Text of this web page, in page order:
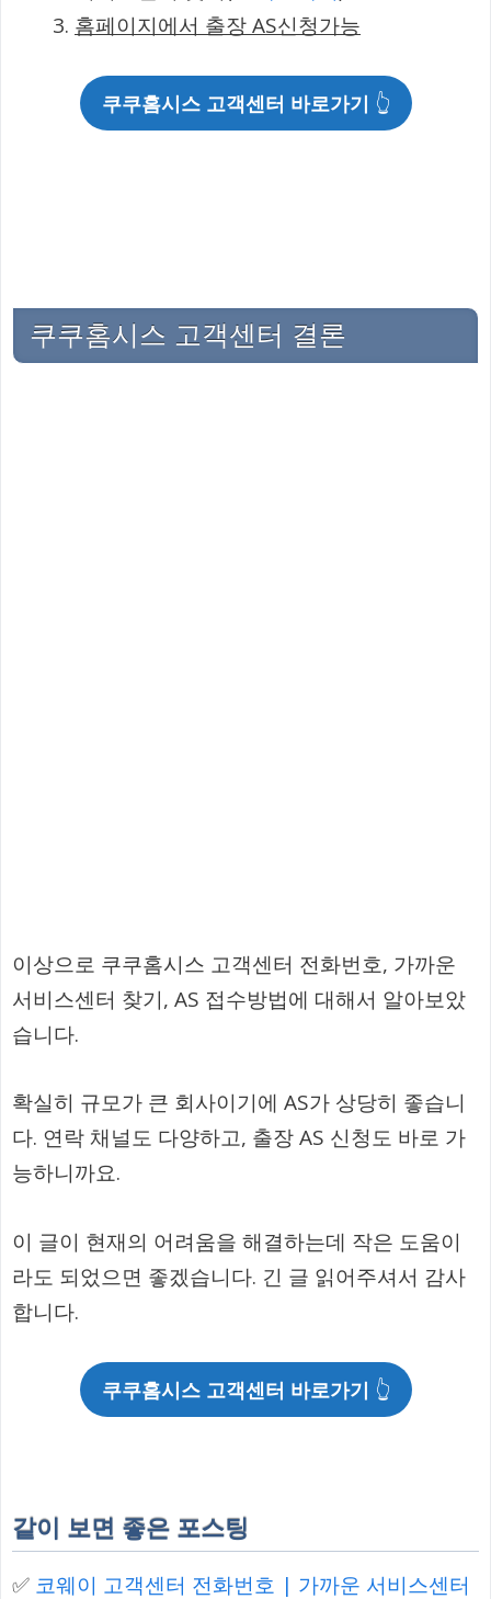
홈페이지에서 출장 AS신청가능
쿠쿠홈시스 고객센터 바로가기 👆
쿠쿠홈시스 고객센터 결론
이상으로 쿠쿠홈시스 고객센터 전화번호, 가까운
서비스센터 찾기, AS 접수방법에 대해서 알아보았
습니다.
확실히 규모가 큰 회사이기에 AS가 상당히 좋습니
다. 연락 채널도 다양하고, 출장 AS 신청도 바로 가
능하니까요.
이 글이 현재의 어려움을 해결하는데 작은 도움이
라도 되었으면 좋겠습니다. 긴 글 읽어주셔서 감사
합니다.
쿠쿠홈시스 고객센터 바로가기 👆
같이 보면 좋은 포스팅
✅ 코웨이 고객센터 전화번호 | 가까운 서비스센터